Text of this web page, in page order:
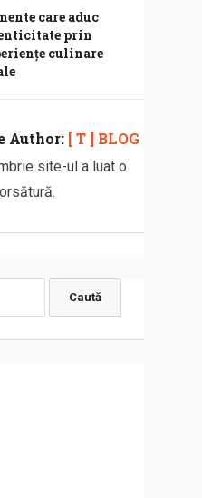
care aduc
prin
culinare
Author: [ T ] BLOG
site-ul a luat o